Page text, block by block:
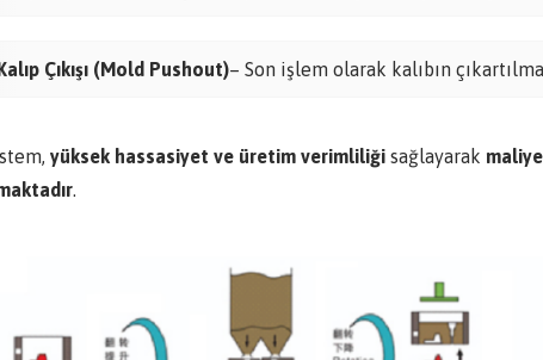
Çıkışı (Mold Pushout)– Son işlem olarak kalıbın
yüksek hassasiyet ve üretim verimliliği sağlayarak
.